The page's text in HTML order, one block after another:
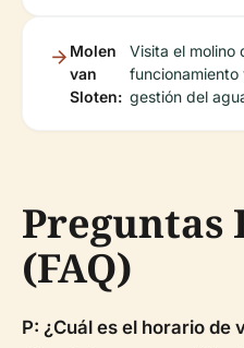
Molen
van
Sloten:
Visita el molino
funcionamiento
gestión del
Preguntas
(FAQ)
P: ¿Cuál es el horario de